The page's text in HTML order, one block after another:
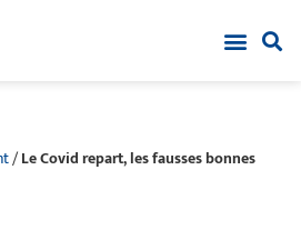
/Le Covid repart, les fausses bonnes